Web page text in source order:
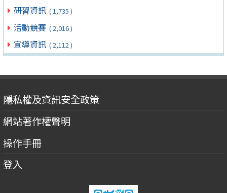
研習資訊 ( 1,735 )
活動競賽 ( 2,016 )
宣導資訊 ( 2,112 )
隱私權及資訊安全政策
網站著作權聲明
操作手冊
登入